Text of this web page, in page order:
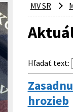
MV SR
Hľadať text:
hrozieb